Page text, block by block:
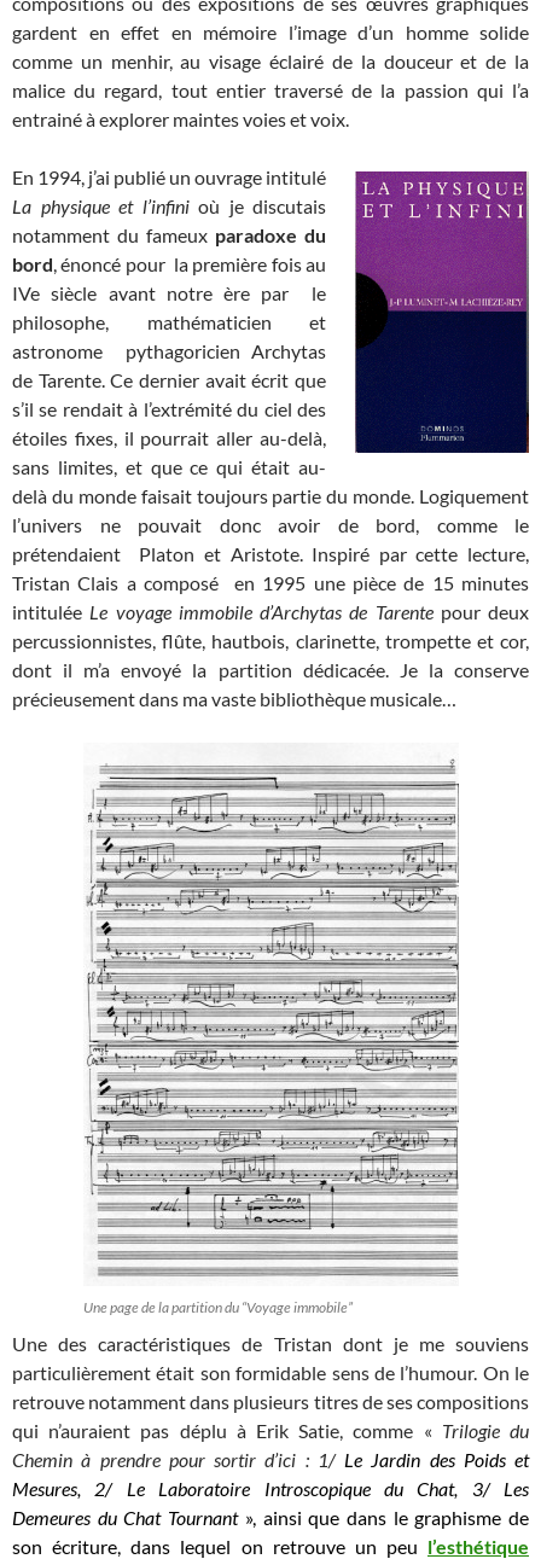
gardent en effet en mémoire l’image d’un homme solide
comme un menhir, au visage éclairé de la douceur et de la
malice du regard, tout entier traversé de la passion qui l’a
entrainé à explorer maintes voies et voix.
En 1994, j’ai publié un ouvrage intitulé
La physique et l’infinioù je discutais
notamment du fameux paradoxe du
bord, énoncé pour la première fois au
IVe siècle avant notre ère par le
philosophe, mathématicien et
astronome pythagoricien Archytas
de Tarente. Ce dernier avait écrit que
s’il se rendait à l’extrémité du ciel des
étoiles fixes, il pourrait aller au-delà,
sans limites, et que ce qui était au-
delà du monde faisait toujours partie du monde. Logiquement
l’univers ne pouvait donc avoir de bord, comme le
prétendaient Platon et Aristote. Inspiré par cette lecture,
Tristan Clais a composé en 1995 une pièce de 15 minutes
intitulée Le voyage immobile d’Archytas de Tarentepour deux
percussionnistes, flûte, hautbois, clarinette, trompette et cor,
dont il m’a envoyé la partition dédicacée. Je la conserve
précieusement dans ma vaste bibliothèque musicale…
Une page de la partition du “Voyage immobile”
Une des caractéristiques de Tristan dont je me souviens
particulièrement était son formidable sens de l’humour. On le
retrouve notamment dans plusieurs titres de ses compositions
qui n’auraient pas déplu à Erik Satie, comme « Trilogie du
Chemin à prendre pour sortir d’ici : 1/Le Jardin des Poids et
Mesures, 2/ Le Laboratoire Introscopique du Chat, 3/Les
Demeures du Chat Tournant», ainsi que dans le graphisme de
son écriture, dans lequel on retrouve un peu l’esthétique